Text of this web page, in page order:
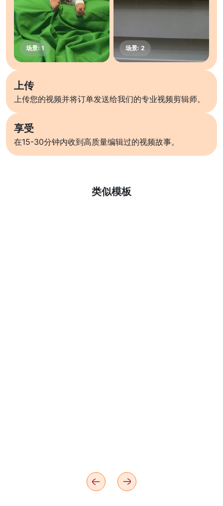
上传
上传您的视频并将订单发送给我们的专业视频剪辑师。
享受
在15-30分钟内收到高质量编辑过的视频故事。
类似模板
了解更多